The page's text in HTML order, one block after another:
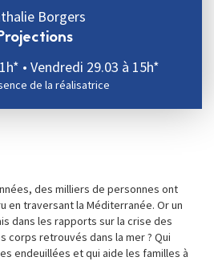
Borgers
• Vendredi 29.03 à 15h*
de la réalisatrice
des milliers de personnes ont
en traversant la Méditerranée. Or un
dans les rapports sur la crise des
corps retrouvés dans la mer ? Qui
endeuillées et qui aide les familles à